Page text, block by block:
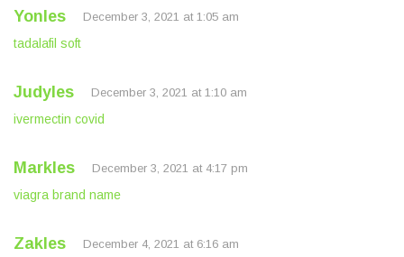
Yonles December 3, 2021 at 1:05 am
tadalafil soft
Judyles December 3, 2021 at 1:10 am
ivermectin covid
Markles December 3, 2021 at 4:17 pm
viagra brand name
Zakles December 4, 2021 at 6:16 am